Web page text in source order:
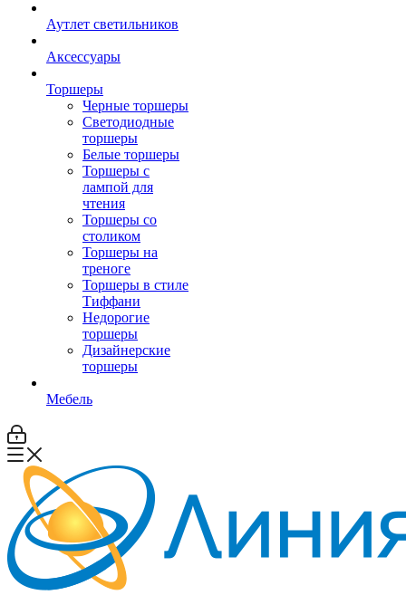
Аутлет светильников
Аксессуары
Торшеры
Черные торшеры
Светодиодные
торшеры
Белые торшеры
Торшеры с
лампой для
чтения
Торшеры со
столиком
Торшеры на
треноге
Торшеры в стиле
Тиффани
Недорогие
торшеры
Дизайнерские
торшеры
Мебель